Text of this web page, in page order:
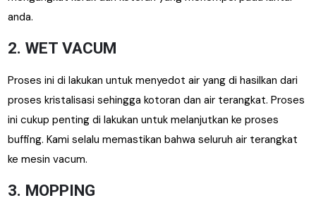
anda.
2. WET VACUM
Proses ini di lakukan untuk menyedot air yang di hasilkan dari
proses kristalisasi sehingga kotoran dan air terangkat. Proses
ini cukup penting di lakukan untuk melanjutkan ke proses
buffing. Kami selalu memastikan bahwa seluruh air terangkat
ke mesin vacum.
3. MOPPING